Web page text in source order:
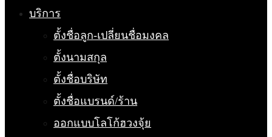
บริการ
ตั้งชื่อลูก-เปลี่ยนชื่อมงคล
ตั้งนามสกุล
ตั้งชื่อบริษัท
ตั้งชื่อแบรนด์/ร้าน
ออกแบบโลโก้ฮวงจุ้ย